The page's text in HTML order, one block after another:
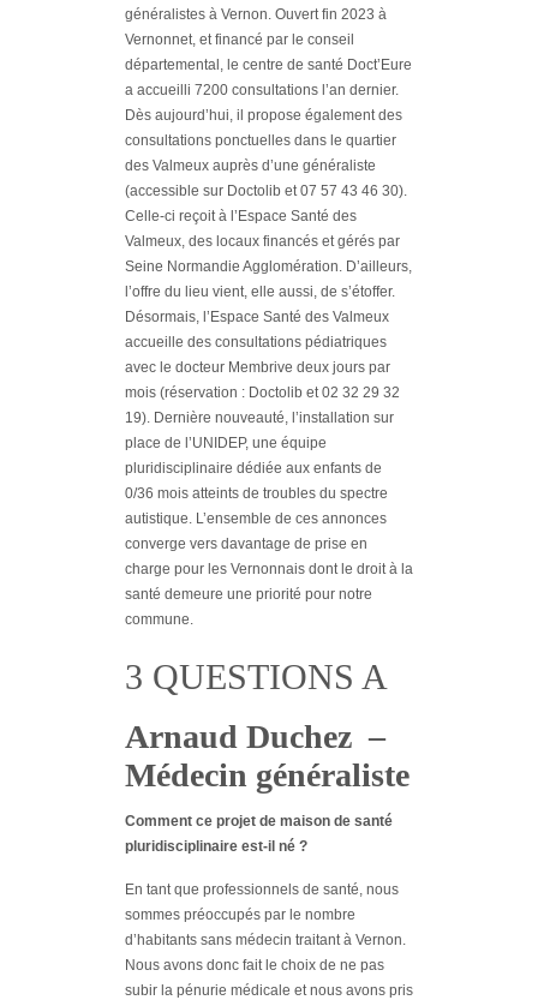
généralistes à Vernon. Ouvert fin 2023 à
Vernonnet, et financé par le conseil
départemental, le centre de santé Doct’Eure
a accueilli 7200 consultations l’an dernier.
Dès aujourd’hui, il propose également des
consultations ponctuelles dans le quartier
des Valmeux auprès d’une généraliste
(accessible sur Doctolib et 07 57 43 46 30).
Celle-ci reçoit à l’Espace Santé des
Valmeux, des locaux financés et gérés par
Seine Normandie Agglomération. D’ailleurs,
l’offre du lieu vient, elle aussi, de s’étoffer.
Désormais, l’Espace Santé des Valmeux
accueille des consultations pédiatriques
avec le docteur Membrive deux jours par
mois (réservation : Doctolib et 02 32 29 32
19). Dernière nouveauté, l’installation sur
place de l’UNIDEP, une équipe
pluridisciplinaire dédiée aux enfants de
0/36 mois atteints de troubles du spectre
autistique. L’ensemble de ces annonces
converge vers davantage de prise en
charge pour les Vernonnais dont le droit à la
santé demeure une priorité pour notre
commune.
3 QUESTIONS A
Arnaud Duchez –
Médecin généraliste
Comment ce projet de maison de santé
pluridisciplinaire est-il né ?
En tant que professionnels de santé, nous
sommes préoccupés par le nombre
d’habitants sans médecin traitant à Vernon.
Nous avons donc fait le choix de ne pas
subir la pénurie médicale et nous avons pris